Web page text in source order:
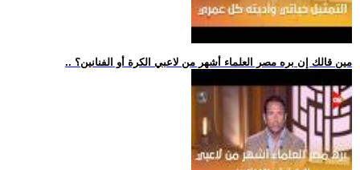
.. مين قالك إن بره مصر العلماء أشهر من لاعبي الكرة أو الفنانين؟